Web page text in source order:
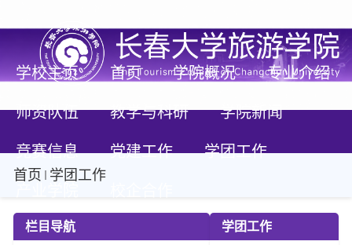
学校主页 首页 学院概况 专业介绍
师资队伍 教学与科研 学院新闻
竞赛信息 党建工作 学团工作
首页 学团工作
栏目导航 学团工作